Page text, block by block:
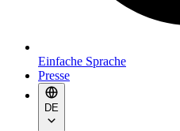
Einfache Sprache
Presse
DE